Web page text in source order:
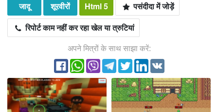
जादू शूरवीरों Html 5
पसंदीदा में जोड़ें
रिपोर्ट काम नहीं कर रहा खेल या त्रुटियां
अपने मित्रों के साथ साझा करें: